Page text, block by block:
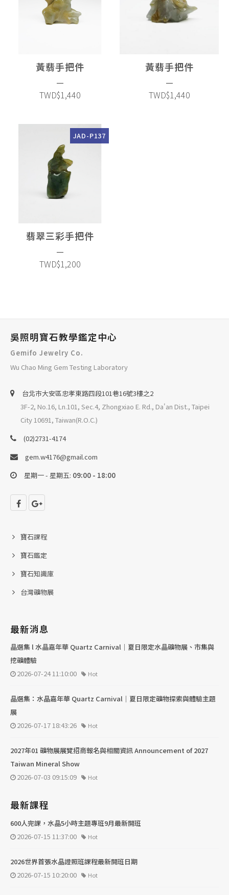
黃翡手把件
—
TWD$1,440
黃翡手把件
—
TWD$1,440
翡翠三彩手把件
JAD-P137
—
TWD$1,200
吳照明寶石教學鑑定中心
Gemifo Jewelry Co.
Wu Chao Ming Gem Testing Laboratory
台北巿大安區忠孝東路四段101巷16號3樓之2
3F-2, No.16, Ln.101, Sec.4, Zhongxiao E. Rd., Da'an Dist., Taipei
City 10691, Taiwan(R.O.C.)
(02)2731-4174
gem.w4176@gmail.com
星期一 - 星期五: 09:00 - 18:00
寶石課程
寶石鑑定
寶石知識庫
台灣礦物展
最新消息
晶選集 l 水晶嘉年華 Quartz Carnival｜夏日限定水晶礦物展、市集與
挖礦體驗
2026-07-24 11:10:00
Hot
晶選集：水晶嘉年華 Quartz Carnival｜夏日限定礦物探索與體驗主題
展
2026-07-17 18:43:26
Hot
2027年01 礦物展展覽招商報名與相關資訊 Announcement of 2027
Taiwan Mineral Show
2026-07-03 09:15:09
Hot
最新課程
600人完課，水晶5小時主題專班9月最新開班
2026-07-15 11:37:00
Hot
2026世界首張水晶證照班課程最新開班日期
2026-07-15 10:20:00
Hot